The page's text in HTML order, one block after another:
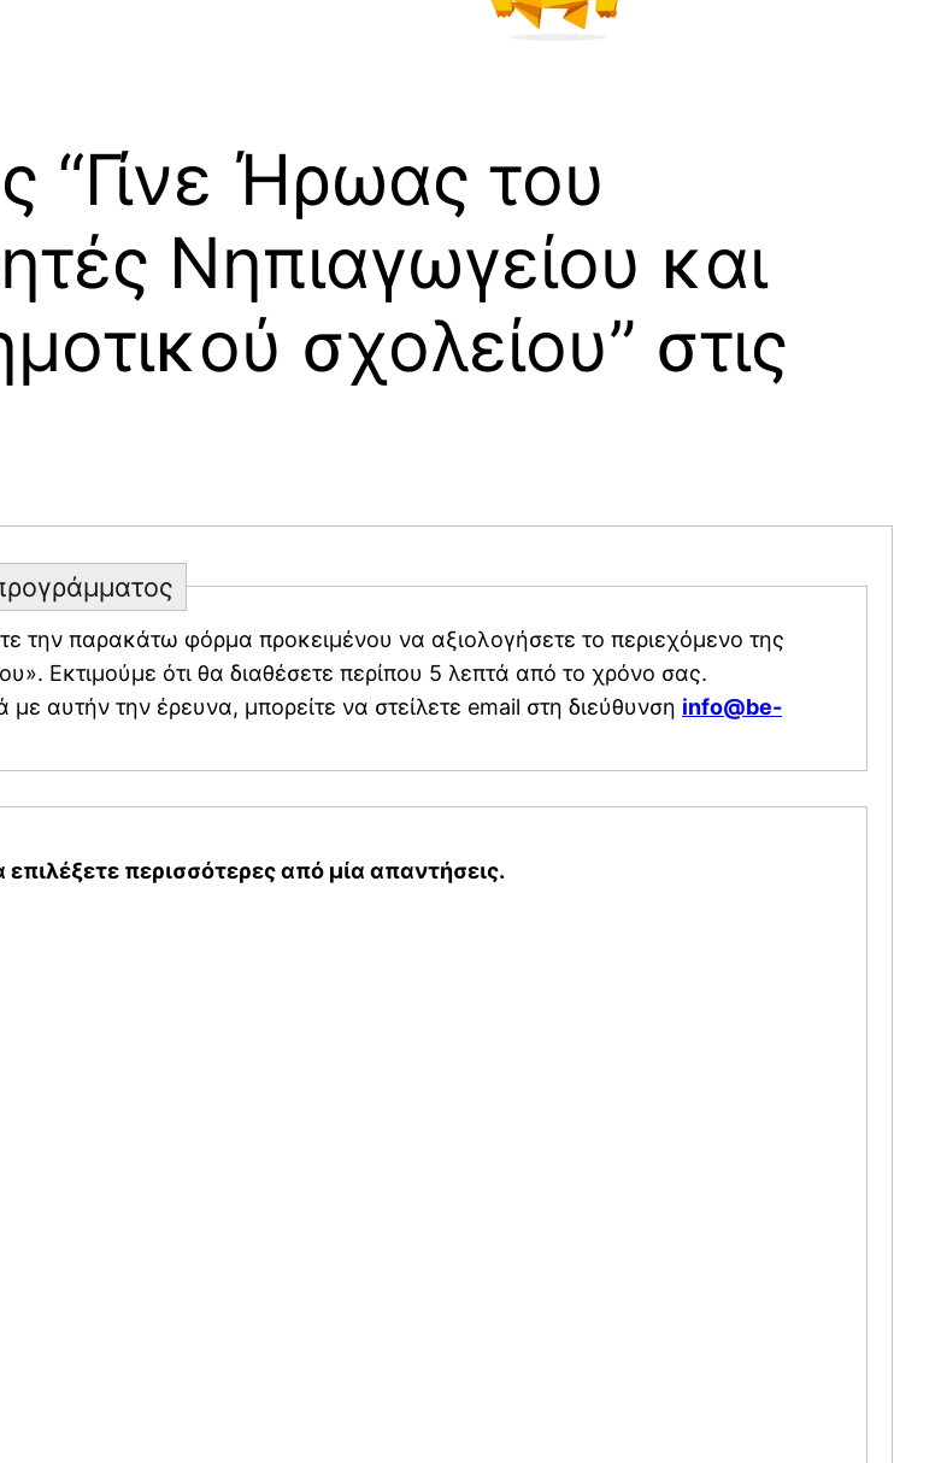
“Γίνε Ήρωας του
Νηπιαγωγείου και
σχολείου” στις
προκειμένου να αξιολογήσετε το περιεχόμενο της
Εκτιμούμε ότι θα διαθέσετε περίπου 5 λεπτά από το χρόνο σας.
αυτήν την έρευνα, μπορείτε να στείλετε email στη διεύθυνση info@be-
περισσότερες από μία απαντήσεις.